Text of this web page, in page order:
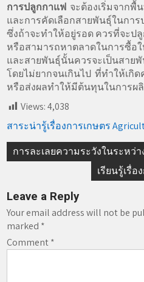
การปลูกกาแฟ จะต้องเริ่มจากพื้
และการคัดเลือกสายพันธุ์ในการ
ซึ่งถ้าจะทำให้อยู่รอด ควรที่จะป
หรือสามารถหาตลาดในการซื้อ
และสายพันธุ์นั้นควรจะเป็นสาย
โดยไม่ยากจนเกินไป ที่ทำให้เกิด
หรือส่งผลทำให้มีต้นทุนในการผ
Views: 4,038
สาระน่ารู้เรื่องการเกษตร
Post
navigation
การละเลยความระวังในระหว่
เรียนรู้เรื่
Leave a Reply
Your email address will not be
marked *
Comment*